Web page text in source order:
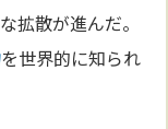
拡散が進んだ。
を世界的に知られ